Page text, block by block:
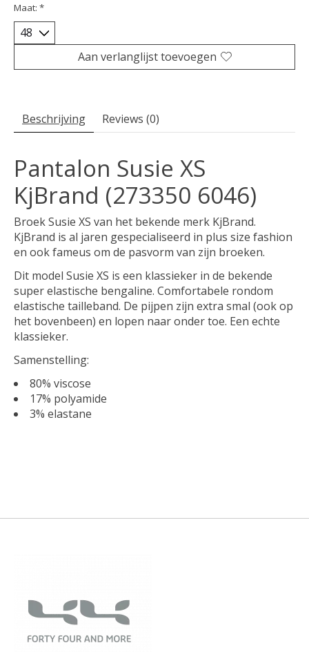
Maat: *
Aan verlanglijst toevoegen
Beschrijving Reviews (0)
Pantalon Susie XS
KjBrand (273350 6046)
Broek Susie XS van het bekende merk KjBrand.
KjBrand is al jaren gespecialiseerd in plus size fashion
en ook fameus om de pasvorm van zijn broeken.
Dit model Susie XS is een klassieker in de bekende
super elastische bengaline. Comfortabele rondom
elastische tailleband. De pijpen zijn extra smal (ook op
het bovenbeen) en lopen naar onder toe. Een echte
klassieker.
Samenstelling:
80% viscose
17% polyamide
3% elastane